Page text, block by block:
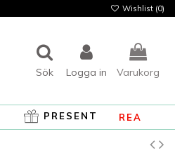
Wishlist (0)
Sök Logga in Varukorg
PRESENT REA